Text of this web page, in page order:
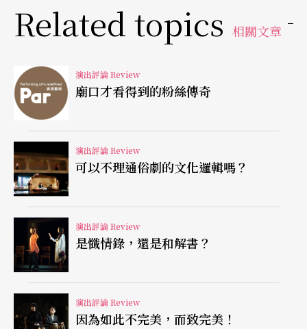
門一腳，透過馬鞭效應卻讓傷害被過度放大。舉例
而言，李宜錦因應作品而需要忙不迭地更換傳統／
電子小提琴，但整場演出不斷在指揮台兩側上走動
換琴，僅透過聚光燈來營造轉場的情境，是否有欠
考慮？上半場說書人被場面調度拖累成主持人，下
半場還要不斷以麥克風與樂團的聲音相抗衡，更是
近乎災難了。
技術與專業過不了關進退維谷
為何貌似萬事具備東風在手的演出規劃，會演變成
缺門單吊硬不上張呢？私竊度，當天的演出其實陷
入了進退維谷的迷思。讓我們回想一下吧，除了某
知名的國外鋼琴家，有誰膽敢同時將燕尾服與夾腳
Related topics 相關文章
演出評論 Review
廟口才看得到的粉絲傳奇
演出評論 Review
可以不理通俗劇的文化邏輯嗎？
演出評論 Review
是懺情錄，還是和解書？
演出評論 Review
因為如此不完美，而致完美！